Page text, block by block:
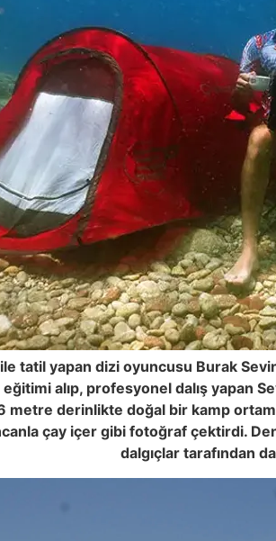
ile tatil yapan dizi oyuncusu Burak
eğitimi alıp, profesyonel dalış
metre derinlikte doğal bir kamp
çay içer gibi fotoğraf çektirdi.
dalgıçlar tarafından